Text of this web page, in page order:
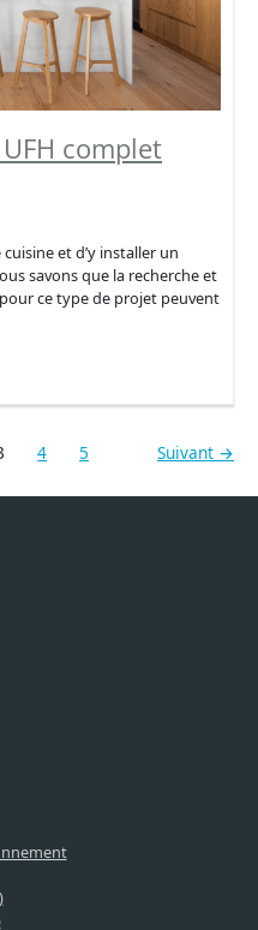
complet
et d’y installer un
savons que la recherche et
ce type de projet peuvent
4 5 Suivant →